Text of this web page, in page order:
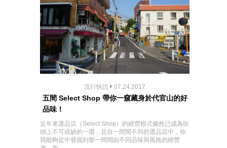
流行快訊 07.24.2017
五間 Select Shop 帶你一窺藏身於代官山的好
品味！
近年來選品店（Select Shop）的經營模式儼然已成為街
頭上不可或缺的一環，且自一間間不同的選品店中，你
我能夠從中發掘到那一間間由不同品味與風格的經營